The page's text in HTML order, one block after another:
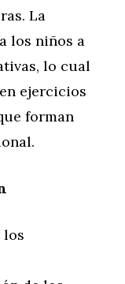
La
los niños a
lo cual
ejercicios
forman
los